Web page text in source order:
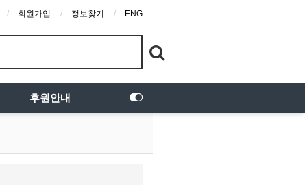
회원가입 정보찾기 ENG
후원안내